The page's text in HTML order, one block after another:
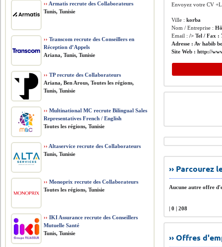
Envoyez votre CV
Ville :korba
Nom / Entreprise :
Email : /> Tel / Fax :
Adresse : Av habib
Site Web : http://
››
Aucune autre offre
| 0 | 208
›› Offres
›› Armatis recrute des Collaborateurs
Tunis, Tunisie
›› Transcom recrute des Conseillers en
Réception d’Appels
Ariana, Tunis, Tunisie
›› TP recrute des Collaborateurs
Ariana, Ben Arous, Toutes les régions,
Tunis, Tunisie
›› Multinational MC recrute Bilingual Sales
Representatives French / English
Toutes les régions, Tunisie
›› Altaservice recrute des Collaborateurs
Tunis, Tunisie
›› Monoprix recrute des Collaborateurs
Toutes les régions, Tunisie
›› IKI Assurance recrute des Conseillers
Mutuelle Santé
Tunis, Tunisie